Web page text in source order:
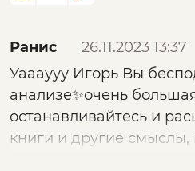
Ранис
26.11.2023 13:37
Уаааууу Игорь Вы
анализе✨очень
останавливайтесь и
книги и другие смыслы,
возможности✨мой